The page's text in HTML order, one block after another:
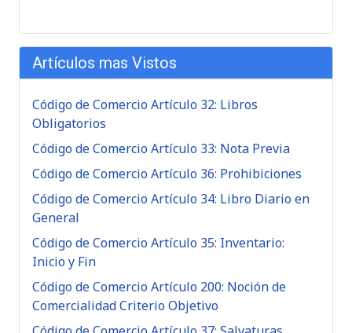
Artículos mas Vistos
Código de Comercio Artículo 32: Libros
Obligatorios
Código de Comercio Artículo 33: Nota Previa
Código de Comercio Artículo 36: Prohibiciones
Código de Comercio Artículo 34: Libro Diario en
General
Código de Comercio Artículo 35: Inventario:
Inicio y Fin
Código de Comercio Artículo 200: Noción de
Comercialidad Criterio Objetivo